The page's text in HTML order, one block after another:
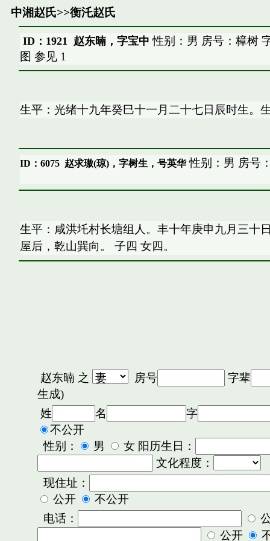
中湘赵氏>>衡汑赵氏
ID：1921 赵东暔，字宝中 性别：男 房号：樟树
图 参见 1
生平：光绪十九年癸巳十一月二十七日辰时生。
ID：6075 赵求璈(琼)，字树生，号英华性别：男 房号
生平：咸洪圫村长塘组人。丰十年庚申九月三十
屋后，乾山巽向。 子四 女四。
赵东暔 之 房号
字辈
生成)
姓
名
字
不公开
性别：
男
女 阳历生日：
文化程度：
现住址：
公开
不公开
电话：
公开